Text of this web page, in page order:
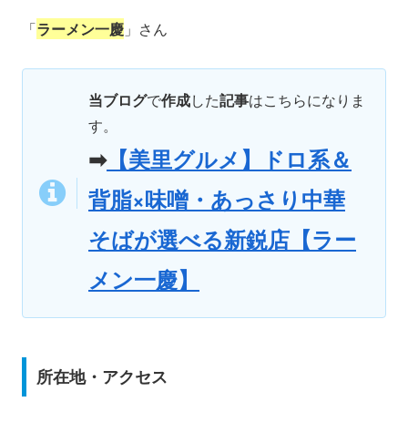
「ラーメン一慶 」さん
当ブログで作成した記事はこちらになりま
す。
➡【美里グルメ】ドロ系＆
背脂×味噌・あっさり中華
そばが選べる新鋭店【ラー
メン一慶】
所在地・アクセス